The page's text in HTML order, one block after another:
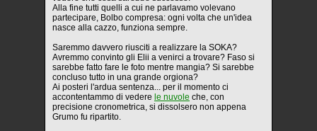
Alla fine tutti quelli a cui ne parlavamo volevano
partecipare, Bolbo compresa: ogni volta che un'idea
nasce alla cazzo, funziona sempre.
Saremmo davvero riusciti a realizzare la SOKA?
Avremmo convinto gli Elii a venirci a trovare? Faso si
sarebbe fatto fare le foto mentre mangia? Si sarebbe
concluso tutto in una grande orgiona?
Ai posteri l'ardua sentenza... per il momento ci
accontentammo di vedere le nuvole che, con
precisione cronometrica, si dissolsero non appena
Grumo fu ripartito.